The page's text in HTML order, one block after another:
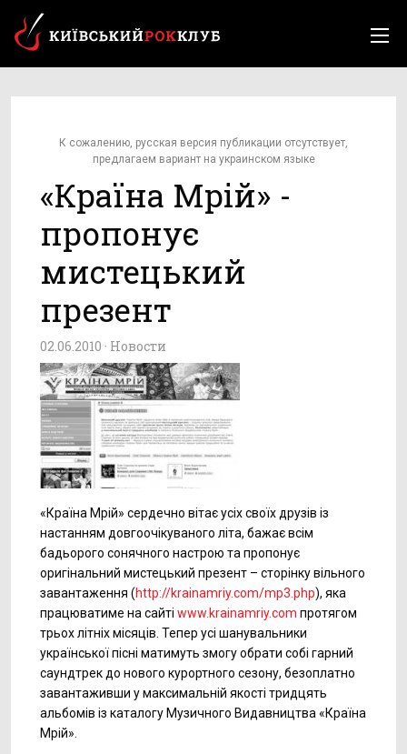
К сожалению, русская версия публикации отсутствует,
предлагаем вариант на украинском языке
«Країна Мрій» -
пропонує
мистецький
презент
02.06.2010 · Новости
«Країна Мрій» сердечно вітає усіх своїх друзів із
настанням довгоочікуваного літа, бажає всім
бадьорого сонячного настрою та пропонує
оригінальний мистецький презент – сторінку вільного
завантаження (http://krainamriy.com/mp3.php), яка
працюватиме на сайті www.krainamriy.com протягом
трьох літніх місяців. Тепер усі шанувальники
української пісні матимуть змогу обрати собі гарний
саундтрек до нового курортного сезону, безоплатно
завантаживши у максимальній якості тридцять
альбомів із каталогу Музичного Видавництва «Країна
Мрій».